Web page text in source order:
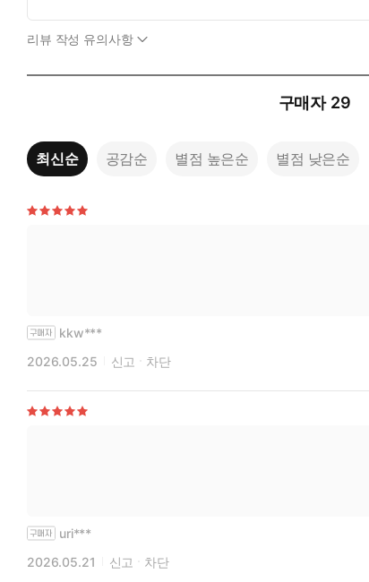
리뷰 작성 유의사항
구매자 29
최신순 공감순 별점 높은순 별점 낮은순
kkw***
2026.05.25
신고 차단
uri***
2026.05.21
신고 차단